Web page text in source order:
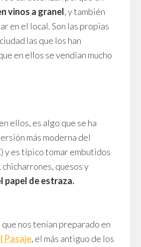
vinos a granel, y también
en el local. Son las propias
las que los han
en ellos se vendían mucho
ellos, es algo que se ha
más moderna del
y es típico tomar embutidos
chicharrones, quesos y
papel de estraza.
nos tenían preparado en
Pasaje, el más antiguo de los